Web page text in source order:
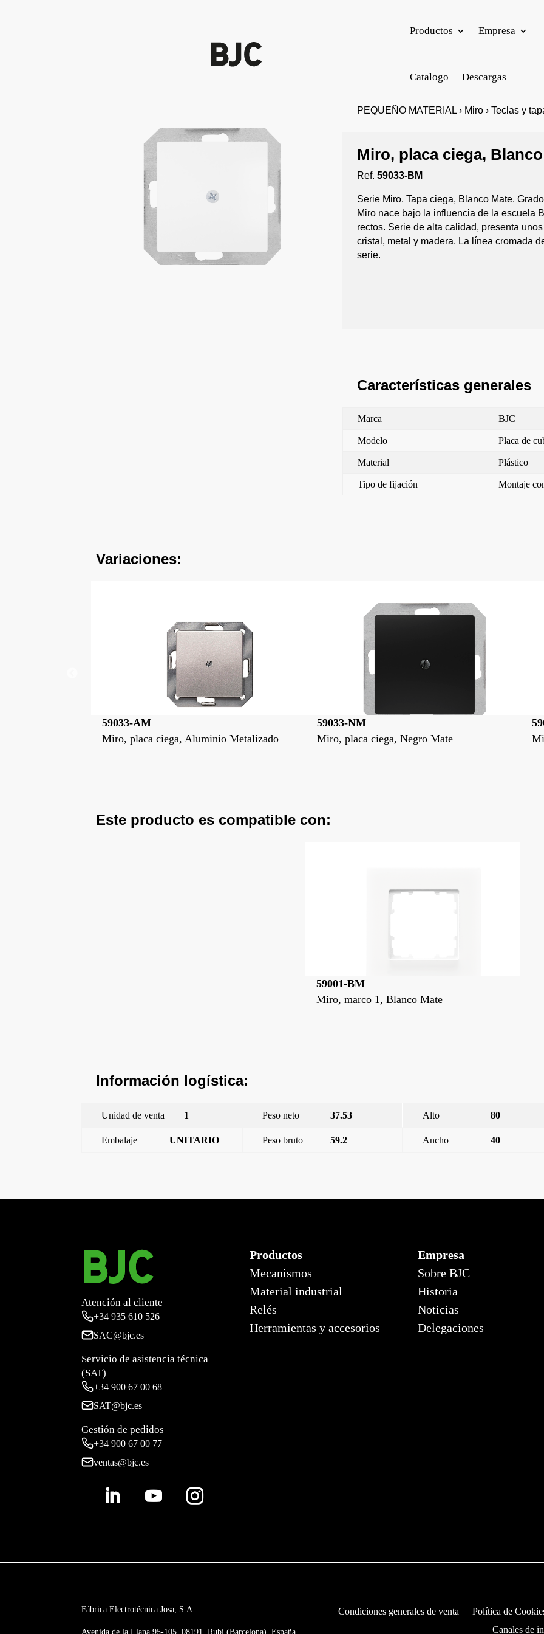
Productos Empresa
Catalogo Descargas
PEQUEÑO MATERIAL › Miro › Teclas y
Miro, placa ciega,
Ref.59033-BM
Serie Miro. Tapa ciega, Blanco Mate.
Miro nace bajo la influencia de la escuela
rectos. Serie de alta calidad, presenta
cristal, metal y madera. La línea cromada
serie.
Características generales
Marca BJC
Modelo Placa de
Material Plástico
Tipo de fijación Montaje
Variaciones:
59033-NM
Miro, placa ciega, Negro Mate
59033
Miro, tapa ciega, Blanco Polar
Este producto es compatible con:
59001-BM
Miro, marco 1, Blanco Mate
Información logística:
Unidad de venta 1 Peso neto 37.53 Alto 80
Embalaje UNITARIO Peso bruto 59.2 Ancho 40
Atención al cliente
+34935 610 526
SAC@bjc.es
Servicio de asistencia técnica
(SAT)
+34900 67 00 68
SAT@bjc.es
Gestión de pedidos
+34 900 67 00 77
ventas@bjc.es
Productos
Mecanismos
Material industrial
Relés
Herramientas y accesorios
Empresa
Sobre BJC
Historia
Noticias
Delegaciones
Fábrica Electrotécnica Josa, S.A.
Avenida de la Llana 95-105, 08191, Rubí (Barcelona), España
Condiciones generales de venta Política de
Canales de